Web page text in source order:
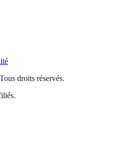
Tous droits réservés.